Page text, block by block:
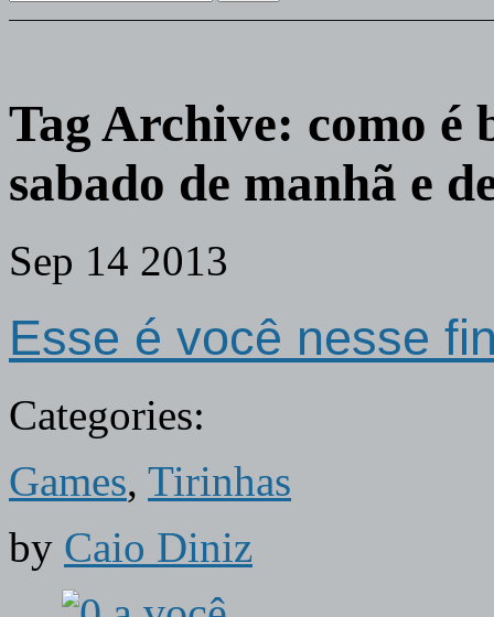
Tag Archive: como é
sabado de manhã e
Sep 14 2013
Esse é você nesse
Categories:
Games, Tirinhas
by Caio Diniz